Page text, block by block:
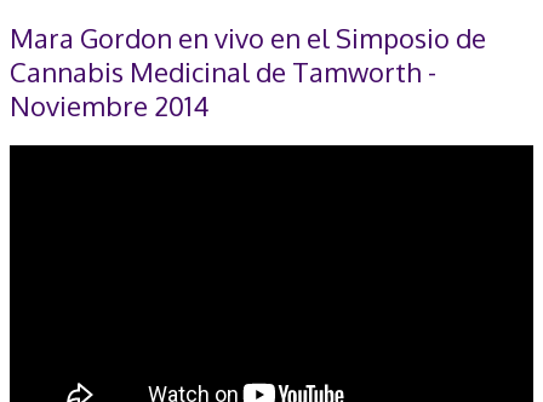
Mara Gordon en vivo en el Simposio de
Cannabis Medicinal de Tamworth -
Noviembre 2014